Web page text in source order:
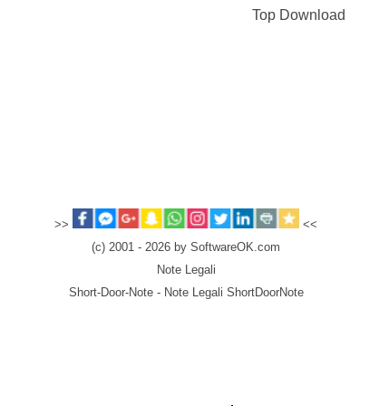
Top Download
>>
<<
(c) 2001 - 2026 by SoftwareOK.com
Note Legali
Short-Door-Note - Note Legali ShortDoorNote